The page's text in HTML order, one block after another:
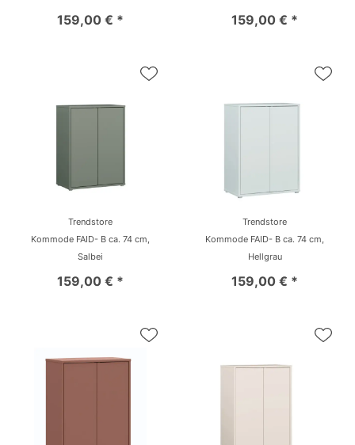
159,00 € * 159,00 € *
Trendstore
Kommode FAID- B ca. 74 cm,
Salbei
159,00 € *
Trendstore
Kommode FAID- B ca. 74 cm,
Hellgrau
159,00 € *